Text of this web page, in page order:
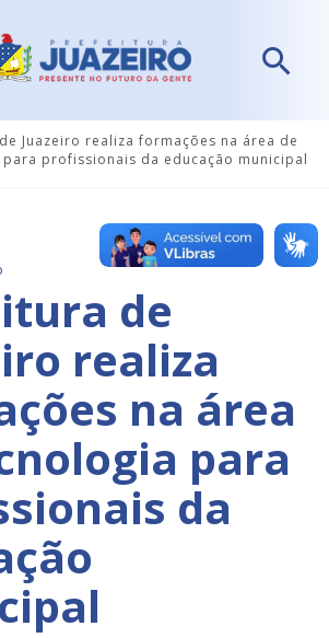
Juazeiro realiza formações na área de
profissionais da educação municipal
de
realiza
na área
para
da